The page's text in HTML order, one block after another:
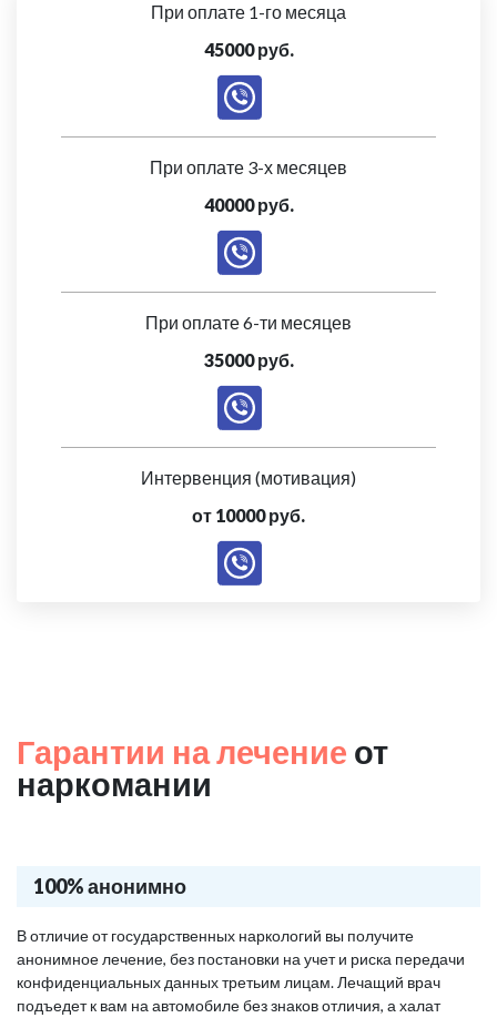
При оплате 1-го месяца
45000 руб.
При оплате 3-х месяцев
40000 руб.
При оплате 6-ти месяцев
35000 руб.
Интервенция (мотивация)
от 10000 руб.
Гарантии на лечение от
наркомании
100% анонимно
В отличие от государственных наркологий вы получите
анонимное лечение, без постановки на учет и риска передачи
конфиденциальных данных третьим лицам. Лечащий врач
подъедет к вам на автомобиле без знаков отличия, а халат